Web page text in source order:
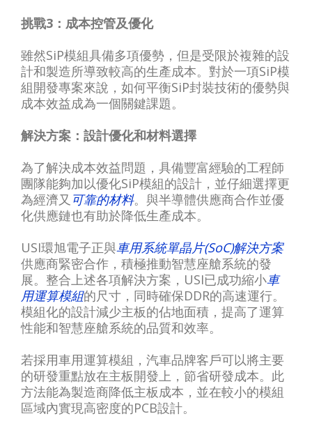
挑戰3：成本控管及優化
雖然SiP模組具備多項優勢，但是受限於複雜的設
計和製造所導致較高的生產成本。對於一項SiP模
組開發專案來說，如何平衡SiP封裝技術的優勢與
成本效益成為一個關鍵課題。
解決方案：設計優化和材料選擇
為了解決成本效益問題，具備豐富經驗的工程師
團隊能夠加以優化SiP模組的設計，並仔細選擇更
為經濟又 可靠的材料。與半導體供應商合作並優
化供應鏈也有助於降低生產成本。
USI環旭電子正與車用系統單晶片(SoC)解決方案
供應商緊密合作，積極推動智慧座艙系統的發
展。整合上述各項解決方案，USI已成功縮小車
用運算模組的尺寸，同時確保DDR的高速運行。
模組化的設計減少主板的佔地面積，提高了運算
性能和智慧座艙系統的品質和效率。
若採用車用運算模組，汽車品牌客戶可以將主要
的研發重點放在主板開發上，節省研發成本。此
方法能為製造商降低主板成本，並在較小的模組
區域內實現高密度的PCB設計。